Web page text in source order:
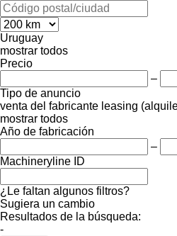
Uruguay
mostrar todos
Precio
–
Tipo de anuncio
venta del fabricante leasing
mostrar todos
Año de fabricación
–
Machineryline ID
¿Le faltan algunos filtros?
Sugiera un cambio
Resultados de la búsqueda:
-